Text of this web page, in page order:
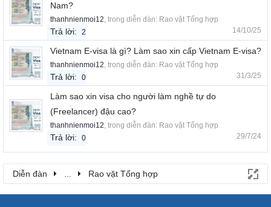
Nam?
thanhnienmoi12, trong diễn đàn: Rao vặt Tổng hợp
Trả lời: 2 14/10/25
Vietnam E-visa là gì? Làm sao xin cấp Vietnam E-visa?
thanhnienmoi12, trong diễn đàn: Rao vặt Tổng hợp
Trả lời: 0 31/3/25
Làm sao xin visa cho người làm nghề tự do
(Freelancer) đậu cao?
thanhnienmoi12, trong diễn đàn: Rao vặt Tổng hợp
Trả lời: 0 29/7/24
Diễn đàn ... Rao vặt Tổng hợp